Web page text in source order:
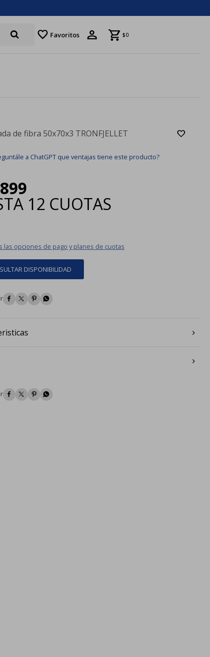
favorite Favoritos $0
de fibra 50x70x3 TRONFJELLET
a ChatGPT que ventajas tiene este producto?
12 CUOTAS
las opciones de pago y planes de cuotas
DISPONIBILIDAD
   
   